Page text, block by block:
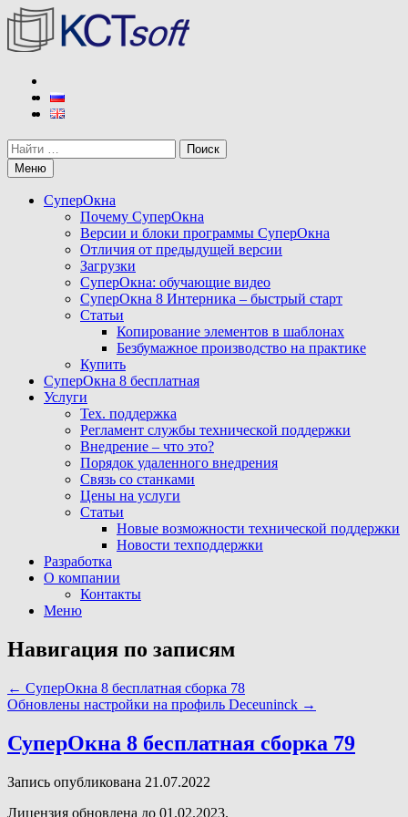
Перейти
содержимому
КСТ софт
Разработчик программы СуперОкна
Поиск
Меню
СуперОкна
Почему СуперОкна
Версии и блоки программы СуперОкна
Отличия от предыдущей версии
Загрузки
СуперОкна: обучающие видео
СуперОкна 8 Интерника – быстрый старт
Статьи
Копирование элементов в шаблонах
Безбумажное производство на практике
Купить
СуперОкна 8 бесплатная
Услуги
Тех. поддержка
Регламент службы технической поддержки
Внедрение – что это?
Порядок удаленного внедрения
Связь со станками
Цены на услуги
Статьи
Новые возможности технической поддержки
Новости техподдержки
Разработка
О компании
Контакты
Меню
Навигация по записям
← СуперОкна 8 бесплатная сборка 78
Обновлены настройки на профиль Deceuninck →
СуперОкна 8 бесплатная сборка 79
Запись опубликована 21.07.2022
Лицензия обновлена до 01.02.2023.